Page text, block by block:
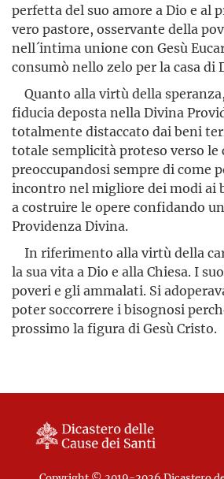
perfetta del suo amore a Dio e al
vero pastore, osservante della
nell´intima unione con Gesù
consumò nello zelo per la casa di
Quanto alla virtù della
fiducia deposta nella Divina
totalmente distaccato dai beni
totale semplicità proteso verso le
preoccupandosi sempre di come
incontro nel migliore dei modi ai
a costruire le opere confidando
Providenza Divina.
In riferimento alla virtù della
la sua vita a Dio e alla Chiesa. I
poveri e gli ammalati. Si
poter soccorrere i bisognosi
prossimo la figura di Gesù Cristo.